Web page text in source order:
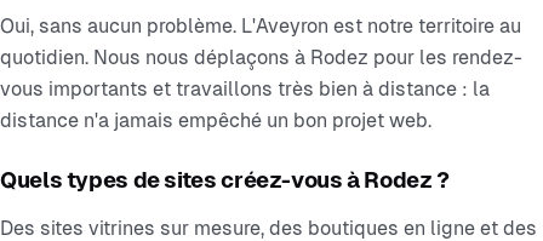
Oui, sans aucun problème. L'Aveyron est notre territoire au
quotidien. Nous nous déplaçons à Rodez pour les rendez-
vous importants et travaillons très bien à distance : la
distance n'a jamais empêché un bon projet web.
Quels types de sites créez-vous à Rodez ?
Des sites vitrines sur mesure, des boutiques en ligne et des